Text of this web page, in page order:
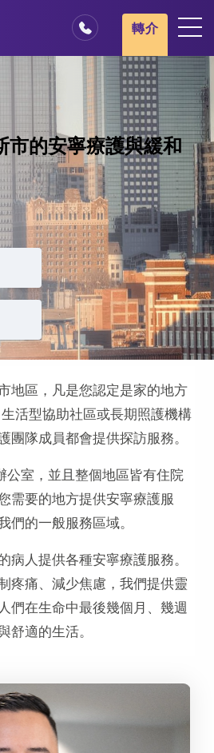
基本概述
務
專業人員
顧者
轉介
市的安寧療護與緩和
地區，凡是您認定是家的地方
活型協助社區或長期照護機構
團隊成員都會提供探訪服務。
公室，並且整個地區皆有住院
需要的地方提供安寧療護服
們的一般服務區域。
病人提供各種安寧療護服務。
疼痛、減少焦慮，我們提供靈
們在生命中最後幾個月、幾週
舒適的生活。